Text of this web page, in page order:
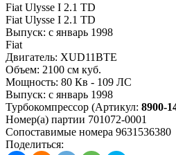
Fiat Ulysse I 2.1 TD
Fiat Ulysse I 2.1 TD
Выпуск: с январь 1998
Fiat
Двигатель: XUD11BTE
Объем: 2100 см куб.
Мощность: 80 Кв - 109 ЛС
Выпуск: с январь 1998
Турбокомпрессор (Артикул: 8900-
Номер(а) партии 701072-0001
Сопоставимые номера 9631536380
Поделиться: